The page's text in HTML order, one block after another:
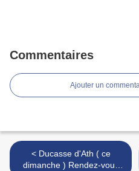
Commentaires
Ajouter un
< Ducasse d'Ath ( ce
dimanche ) Rendez-vous